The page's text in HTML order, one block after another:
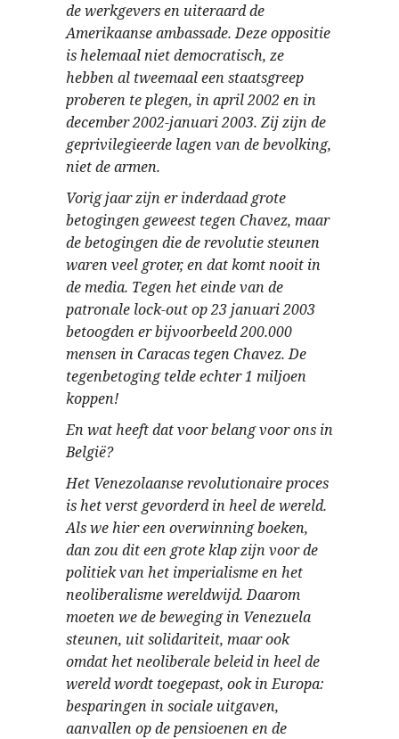
de werkgevers en uiteraard de
Amerikaanse ambassade. Deze oppositie
is helemaal niet democratisch, ze
hebben al tweemaal een staatsgreep
proberen te plegen, in april 2002 en in
december 2002-januari 2003. Zij zijn de
geprivilegieerde lagen van de bevolking,
niet de armen.
Vorig jaar zijn er inderdaad grote
betogingen geweest tegen Chavez, maar
de betogingen die de revolutie steunen
waren veel groter, en dat komt nooit in
de media. Tegen het einde van de
patronale lock-out op 23 januari 2003
betoogden er bijvoorbeeld 200.000
mensen in Caracas tegen Chavez. De
tegenbetoging telde echter 1 miljoen
koppen!
En wat heeft dat voor belang voor ons in
België?
Het Venezolaanse revolutionaire proces
is het verst gevorderd in heel de wereld.
Als we hier een overwinning boeken,
dan zou dit een grote klap zijn voor de
politiek van het imperialisme en het
neoliberalisme wereldwijd. Daarom
moeten we de beweging in Venezuela
steunen, uit solidariteit, maar ook
omdat het neoliberale beleid in heel de
wereld wordt toegepast, ook in Europa:
besparingen in sociale uitgaven,
aanvallen op de pensioenen en de